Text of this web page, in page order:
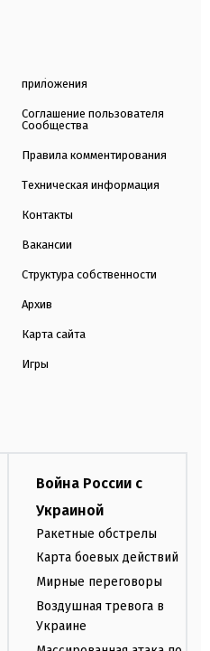
приложения
Соглашение пользователя
Сообщества
Правила комментирования
Техническая информация
Контакты
Вакансии
Структура собственности
Архив
Карта сайта
Игры
Война России с
Украиной
Ракетные обстрелы
Карта боевых действий
Мирные переговоры
Воздушная тревога в
Украине